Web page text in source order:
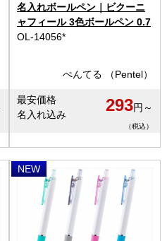
名入れボールペン｜ビクーニ
ャフィール 3色ボールペン 0.7
OL-14056*
ぺんてる （Pentel）
最安価格
名入れ込み
293円～
（税込）
NEW